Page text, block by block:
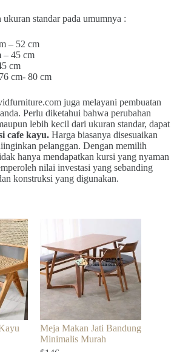
standar pada umumnya :
– 52 cm
– 45 cm
cm
cm- 80 cm
juga melayani pembuatan
Perlu diketahui bahwa perubahan
lebih kecil dari ukuran standar, dapat
cafe kayu. Harga biasanya disesuaikan
pelanggan. Dengan memilih
hanya mendapatkan kursi yang nyaman
nilai investasi yang sebanding
konstruksi yang digunakan.
Meja Makan Jati Bandung
Minimalis Murah